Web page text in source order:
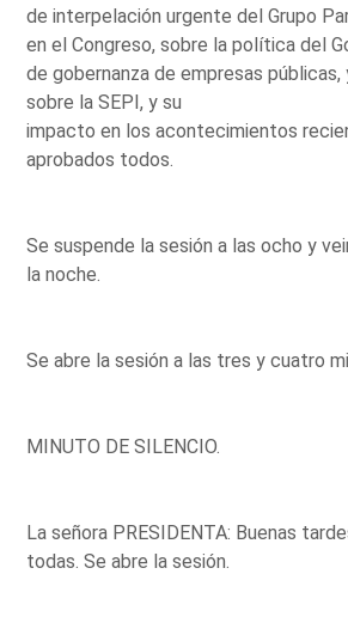
de interpelación urgente del Grupo
en el Congreso, sobre la política del
de gobernanza de empresas
sobre la SEPI, y su
impacto en los acontecimientos
aprobados todos.
Se suspende la sesión a las ocho y
la noche.
Se abre la sesión a las tres y cuatro
MINUTO DE SILENCIO.
La señora PRESIDENTA: Buenas
todas. Se abre la sesión.